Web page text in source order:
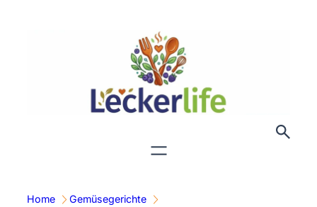
Home
Gemüsegerichte